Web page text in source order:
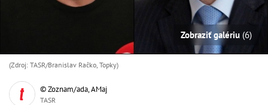
Zobraziť galériu (6)
(Zdroj: TASR/Branislav Račko, Topky)
© Zoznam/ada, AMaj
TASR